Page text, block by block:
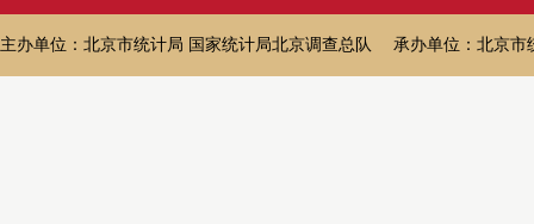
主办单位：北京市统计局 国家统计局北京调查总队 承办单位：北京市